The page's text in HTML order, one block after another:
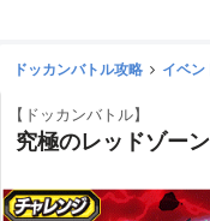
ドッカンバトル攻略 イベン
【ドッカンバトル】
究極のレッドゾー